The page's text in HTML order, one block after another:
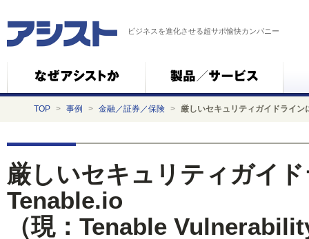
ビジネスを進化させる超サポ愉快カンパニー
TOP > 事例 > 金融／証券／保険 > 厳しいセキュリティガイドライ
厳しいセキュリティガイ
Tenable.io
（現：Tenable